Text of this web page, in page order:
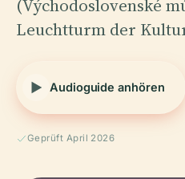
(Východoslovenské
Leuchtturm der
Audioguide anhören
Geprüft April 2026